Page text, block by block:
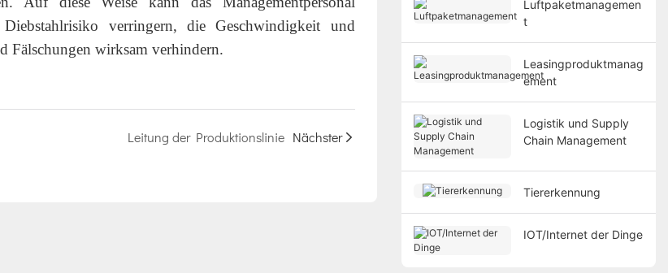
verringern, die Geschwindigkeit und
Fälschungen wirksam verhindern.
Leitung der Produktionslinie Nächster
Luftpaketmanagemen
t
Leasingproduktmanag
ement
Logistik und Supply
Chain Management
Tiererkennung
IOT/Internet der Dinge